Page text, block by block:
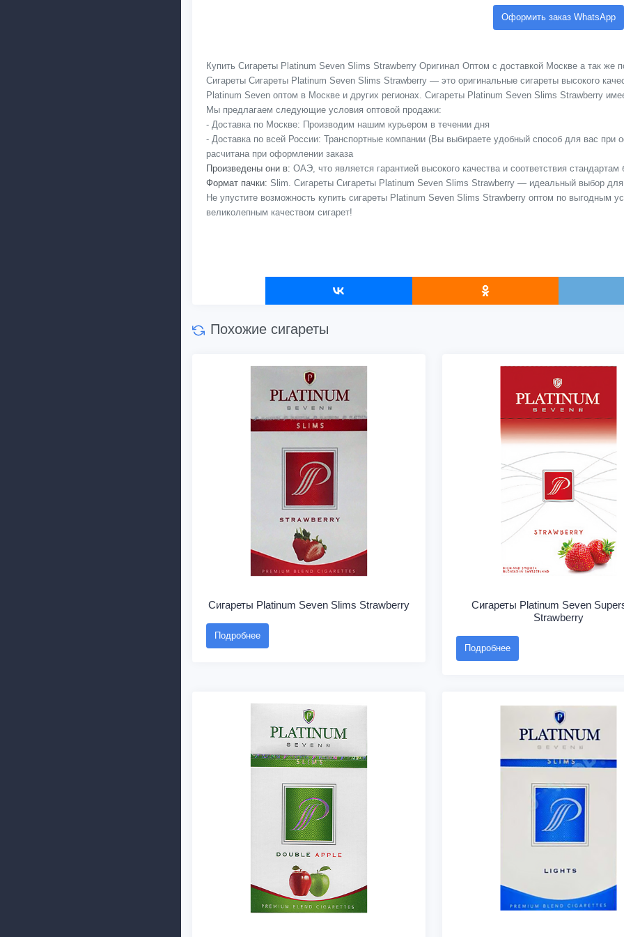
Оформить заказ WhatsApp
Купить Сигареты Platinum Seven Slims Strawberry Оригинал Оптом с доставкой Москве а так же
Сигареты Сигареты Platinum Seven Slims Strawberry — это оригинальные сигареты высокого
Platinum Seven оптом в Москве и других регионах. Сигареты Platinum Seven Slims Strawberry
Мы предлагаем следующие условия оптовой продажи:
- Доставка по Москве: Производим нашим курьером в течении дня
- Доставка по всей России: Транспортные компании (Вы выбираете удобный способ для вас при
расчитана при оформлении заказа
Произведены они в: ОАЭ, что является гарантией высокого качества и соответствия стандартам
Формат пачки: Slim. Сигареты Сигареты Platinum Seven Slims Strawberry — идеальный выбор для
Не упустите возможность купить сигареты Platinum Seven Slims Strawberry оптом по выгодным
великолепным качеством сигарет!
Похожие сигареты
Сигареты Platinum Seven Slims Strawberry
Подробнее
Сигареты Platinum Seven
Strawberry
Подробнее